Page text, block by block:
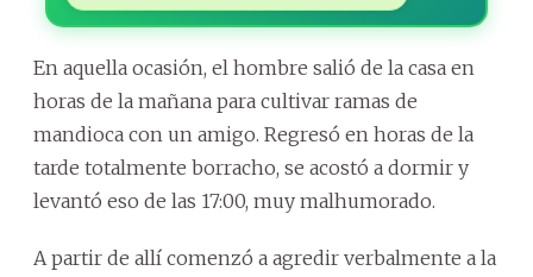
En aquella ocasión, el hombre salió de la casa en
horas de la mañana para cultivar ramas de
mandioca con un amigo. Regresó en horas de la
tarde totalmente borracho, se acostó a dormir y
levantó eso de las 17:00, muy malhumorado.
A partir de allí comenzó a agredir verbalmente a la